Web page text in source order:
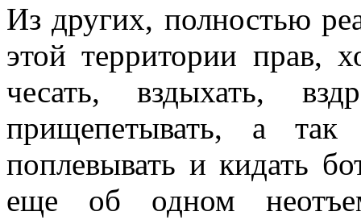
Из других, полностью
этой территории прав,
чесать, вздыхать,
прищепетывать, а так
поплевывать и кидать
еще об одном